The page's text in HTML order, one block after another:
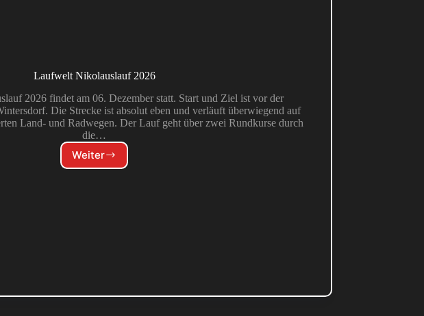
Laufwelt Nikolauslauf 2026
2026 findet am 06. Dezember statt. Start und Ziel ist vor der
Die Strecke ist absolut eben und verläuft überwiegend auf
Land- und Radwegen. Der Lauf geht über zwei Rundkurse durch
die…
Weiter